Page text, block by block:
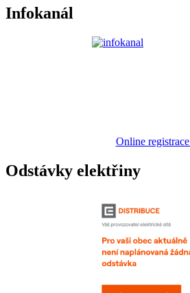
Infokanál
Online registrace
Odstávky elektřiny